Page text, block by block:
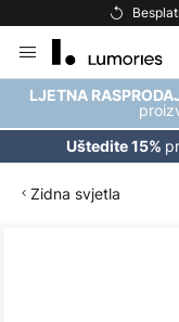
to
Content
LJETNA
Uštedite 15%
Zidna svjetla